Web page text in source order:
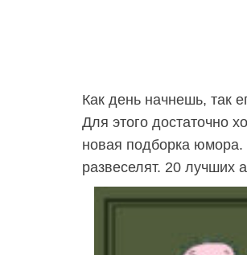
Как день начнешь, так
Для этого достаточно
новая подборка юмора.
развеселят. 20 лучших